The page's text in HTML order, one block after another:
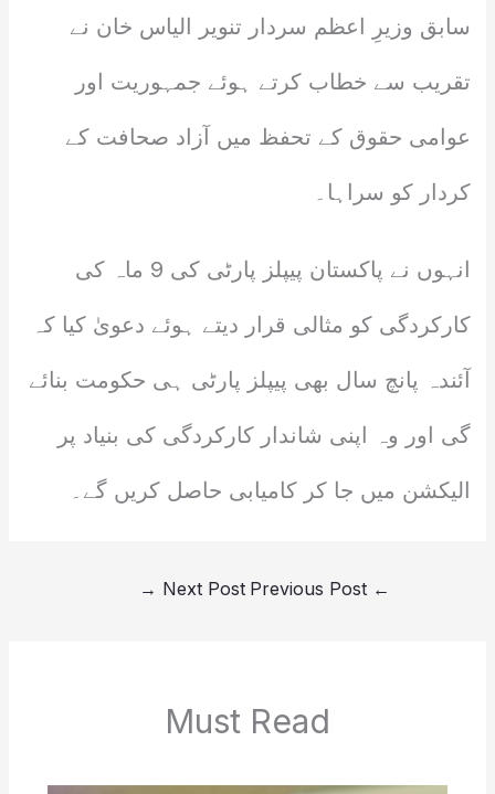
سابق وزیرِ اعظم سردار تنویر الیاس خان نے
تقریب سے خطاب کرتے ہوئے جمہوریت اور
عوامی حقوق کے تحفظ میں آزاد صحافت کے
کردار کو سراہا۔
انہوں نے پاکستان پیپلز پارٹی کی 9 ماہ کی
کارکردگی کو مثالی قرار دیتے ہوئے دعویٰ کیا کہ
آئندہ پانچ سال بھی پیپلز پارٹی ہی حکومت بنائے
گی اور وہ اپنی شاندار کارکردگی کی بنیاد پر
الیکشن میں جا کر کامیابی حاصل کریں گے۔
←
Next Post
→
Must Read